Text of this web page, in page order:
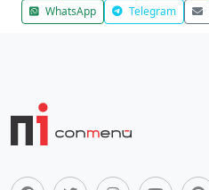
WhatsApp
Telegram